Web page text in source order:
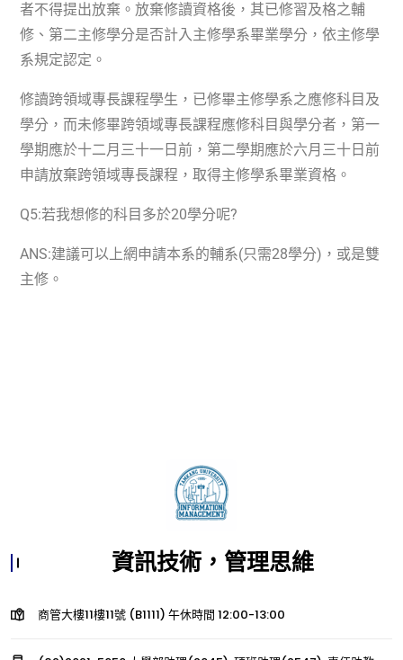
者不得提出放棄。放棄修讀資格後，其已修習及格之輔
修、第二主修學分是否計入主修學系畢業學分，依主修學
系規定認定。
修讀跨領域專長課程學生，已修畢主修學系之應修科目及
學分，而未修畢跨領域專長課程應修科目與學分者，第一
學期應於十二月三十一日前，第二學期應於六月三十日前
申請放棄跨領域專長課程，取得主修學系畢業資格。
Q5:若我想修的科目多於20學分呢?
ANS:建議可以上網申請本系的輔系(只需28學分)，或是雙
主修。
資訊技術，管理思維
商管大樓11樓11號 (B1111) 午休時間 12:00-13:00